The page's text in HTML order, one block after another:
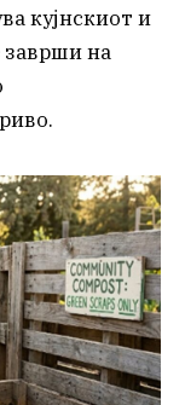
кујнскиот и
заврши на